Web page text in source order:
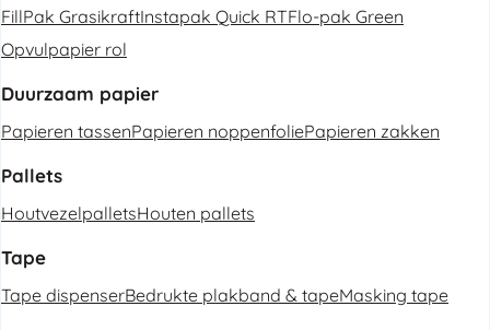
FillPak GrasikraftInstapak Quick RTFlo-pak Green
Opvulpapier rol
Duurzaam papier
Papieren tassenPapieren noppenfoliePapieren zakken
Pallets
HoutvezelpalletsHouten pallets
Tape
Tape dispenserBedrukte plakband & tapeMasking tape